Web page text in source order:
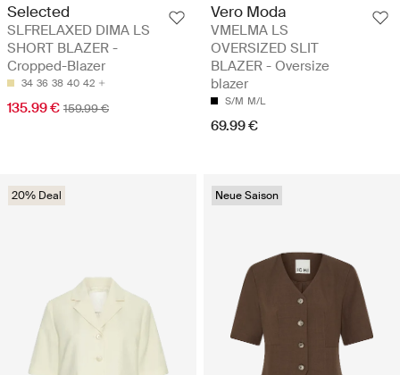
Selected
SLFRELAXED DIMA LS
SHORT BLAZER -
Cropped-Blazer
34 36 38 40 42
135.99 € 159.99 €
Vero Moda
VMELMA LS
OVERSIZED SLIT
BLAZER - Oversize
blazer
S/M M/L
69.99 €
20% Deal Neue Saison